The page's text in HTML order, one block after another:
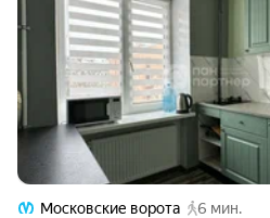
Московские ворота
6 мин.